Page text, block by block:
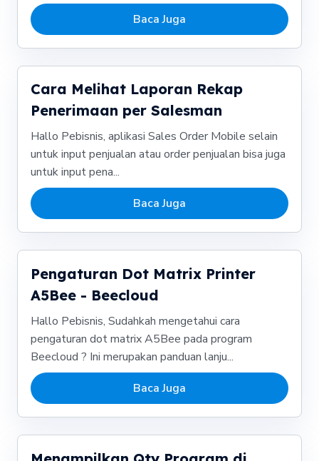
Baca Juga
Cara Melihat Laporan Rekap
Penerimaan per Salesman
Hallo Pebisnis, aplikasi Sales Order Mobile selain
untuk input penjualan atau order penjualan bisa juga
untuk input pena...
Baca Juga
Pengaturan Dot Matrix Printer
A5Bee - Beecloud
Hallo Pebisnis, Sudahkah mengetahui cara
pengaturan dot matrix A5Bee pada program
Beecloud ? Ini merupakan panduan lanju...
Baca Juga